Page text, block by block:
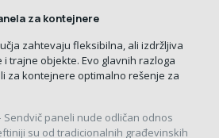
za kontejnere
zahtevaju fleksibilna, ali izdržljiva
trajne objekte. Evo glavnih razloga
za kontejnere optimalno rešenje za
Sendvič paneli nude odličan odnos
su od tradicionalnih građevinskih